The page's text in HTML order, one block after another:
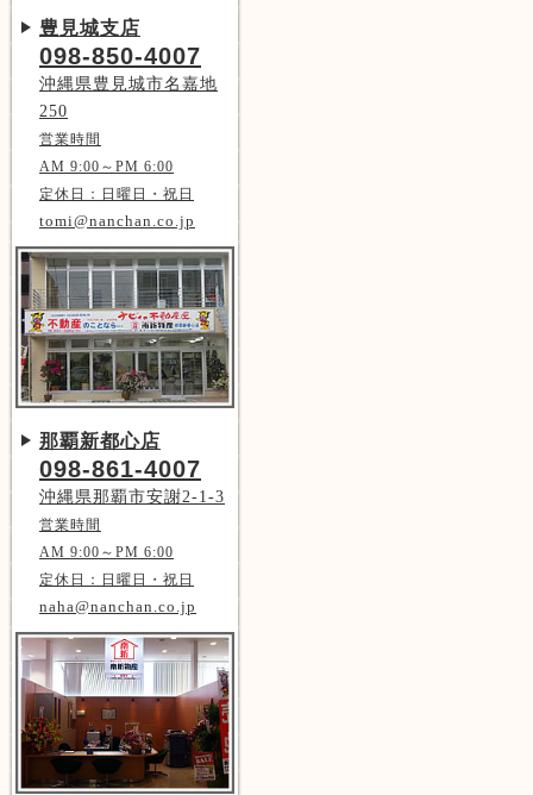
豊見城支店
098-850-4007
沖縄県豊見城市名嘉地
250
営業時間
AM 9:00～PM 6:00
定休日：日曜日・祝日
tomi@nanchan.co.jp
那覇新都心店
098-861-4007
沖縄県那覇市安謝2-1-3
営業時間
AM 9:00～PM 6:00
定休日：日曜日・祝日
naha@nanchan.co.jp